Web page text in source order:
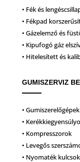
• Fék és
• Fékpad
• Gázelemző és
• Kipufogó gáz
• Hitelesített és
GUMISZERVIZ
• Gumiszerelőgépek
•
• Kompresszorok
• Levegős
• Nyomaték kulcsok